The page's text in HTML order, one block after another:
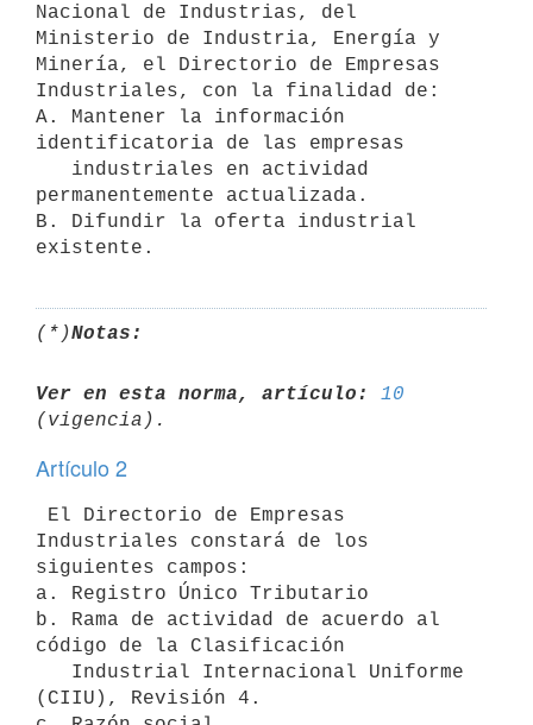
Nacional de Industrias, del
Ministerio de Industria, Energía y
Minería, el Directorio de Empresas
Industriales, con la finalidad de:
A. Mantener la información
identificatoria de las empresas
permanentemente actualizada.
B. Difundir la oferta industrial
(*)Notas:
Ver en esta norma, artículo:
10
Artículo 2
Industriales constará de los
siguientes campos:
a. Registro Único Tributario
b. Rama de actividad de acuerdo al
código de la Clasificación
(CIIU), Revisión 4.